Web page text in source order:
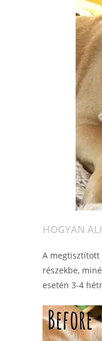
HOGYAN
A megtisztított
részekbe,
esetén 3-4